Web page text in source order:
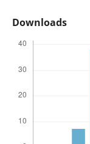
Downloads